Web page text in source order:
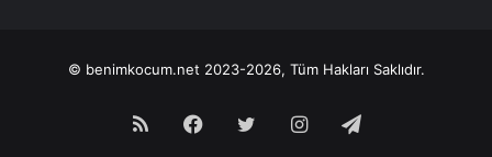
© benimkocum.net 2023-2026, Tüm Hakları Saklıdır.
RSS Facebook
TwitterInstagramTelegram